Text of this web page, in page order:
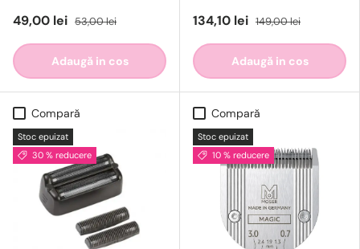
49,00 lei 53,00 lei
Adaugă in cos
134,10 lei 149,00 lei
Adaugă in cos
Compară
Stoc epuizat
30 % reducere
Compară
Stoc epuizat
10 % reducere